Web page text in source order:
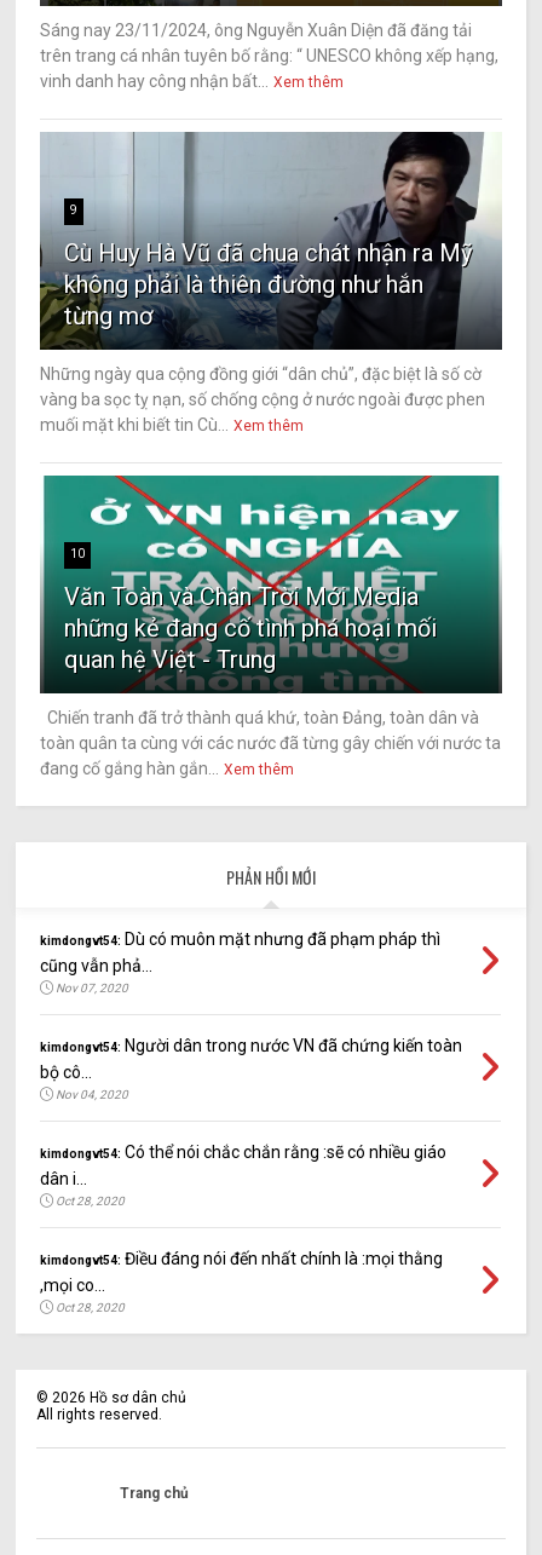
Sáng nay 23/11/2024, ông Nguyễn Xuân Diện đã đăng tải
trên trang cá nhân tuyên bố rằng: “ UNESCO không xếp hạng,
vinh danh hay công nhận bất...
Xem thêm
9
Cù Huy Hà Vũ đã chua chát nhận ra Mỹ
không phải là thiên đường như hắn
từng mơ
Những ngày qua cộng đồng giới “dân chủ”, đặc biệt là số cờ
vàng ba sọc tỵ nạn, số chống cộng ở nước ngoài được phen
muối mặt khi biết tin Cù...
Xem thêm
10
Văn Toàn và Chân Trời Mới Media
những kẻ đang cố tình phá hoại mối
quan hệ Việt - Trung
Chiến tranh đã trở thành quá khứ, toàn Đảng, toàn dân và
toàn quân ta cùng với các nước đã từng gây chiến với nước ta
đang cố gắng hàn gắn...
Xem thêm
PHẢN HỒI MỚI
kimdongvt54: Dù có muôn mặt nhưng đã phạm pháp thì
cũng vẫn phả...
Nov 07, 2020
kimdongvt54: Người dân trong nước VN đã chứng kiến toàn
bộ cô...
Nov 04, 2020
kimdongvt54: Có thể nói chắc chắn rằng :sẽ có nhiều giáo
dân i...
Oct 28, 2020
kimdongvt54: Điều đáng nói đến nhất chính là :mọi thằng
,mọi co...
Oct 28, 2020
©2026 Hồ sơ dân chủ
All rights reserved.
Trang chủ